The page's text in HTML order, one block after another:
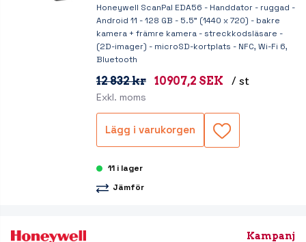
Honeywell ScanPal EDA56 - Handdator - ruggad -
Android 11 - 128 GB - 5.5" (1440 x 720) - bakre
kamera + främre kamera - streckkodsläsare -
(2D-imager) - microSD-kortplats - NFC, Wi-Fi 6,
Bluetooth
12 832 kr 10907,2 SEK / st
Exkl. moms
Lägg i varukorgen
11 i lager
Jämför
Kampanj